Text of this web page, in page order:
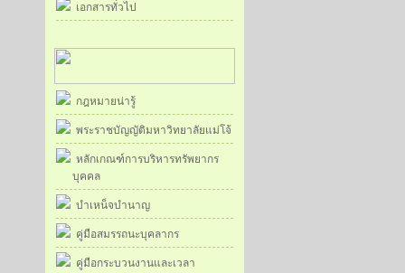
เอกสารทั่วไป
กฎหมายน่ารู้
พระราชบัญญัติมหาวิทยาลัยแม่โจ้
หลักเกณฑ์การบริหารทรัพยากร
บุคคล
บำเหน็จบำนาญ
คู่มือสมรรถนะบุคลากร
คู่มือกระบวนงานและเวลา